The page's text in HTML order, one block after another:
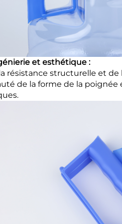
et esthétique :
résistance structurelle et
de la forme de la